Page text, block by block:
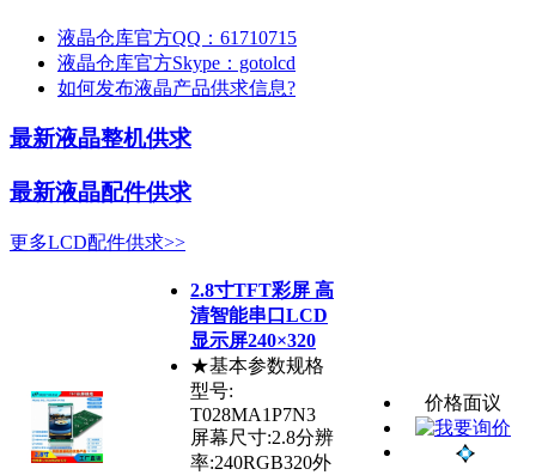
液晶仓库官方QQ：61710715
液晶仓库官方Skype：gotolcd
如何发布液晶产品供求信息?
最新液晶整机供求
最新液晶配件供求
更多LCD配件供求>>
2.8寸TFT彩屏 高
清智能串口LCD
显示屏240×320
★基本参数规格
型号:
T028MA1P7N3
屏幕尺寸:2.8分辨
率:240RGB320外
价格面议